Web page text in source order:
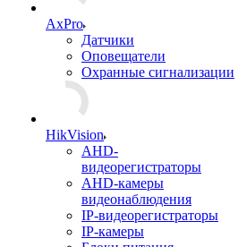
AxPro
Датчики
Оповещатели
Охранные сигнализации
HikVision
AHD-
видеорегистраторы
AHD-камеры
видеонаблюдения
IP-видеорегистраторы
IP-камеры